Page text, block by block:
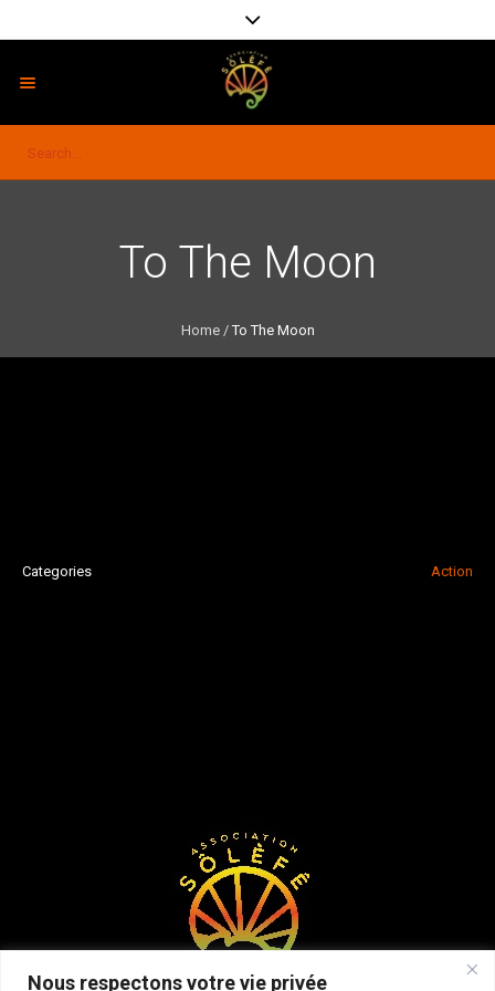
Nous respectons votre vie privée
To The Moon
Home /To The Moon
Categories Action